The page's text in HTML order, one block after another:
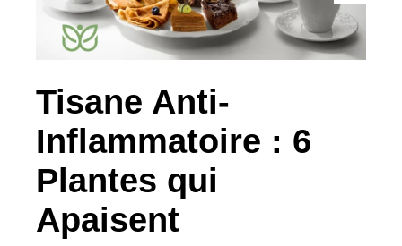
Tisane Anti-
Inflammatoire : 6
Plantes qui
Apaisent